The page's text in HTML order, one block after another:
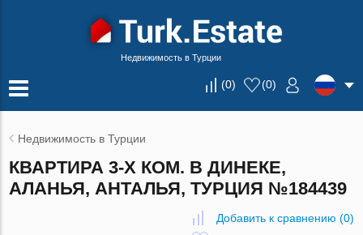
Недвижимость в Турции
(0) (0)
Недвижимость в Турции
КВАРТИРА 3-Х КОМ. В ДИНЕКЕ,
АЛАНЬЯ, АНТАЛЬЯ, ТУРЦИЯ №184439
Добавить к сравнению (0)